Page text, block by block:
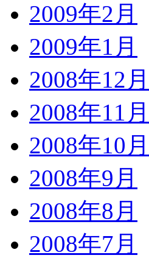
2009年2月
2009年1月
2008年12月
2008年11月
2008年10月
2008年9月
2008年8月
2008年7月